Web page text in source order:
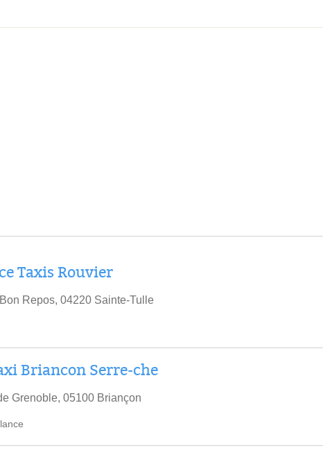
Taxis Rouvier
Repos, 04220 Sainte-Tulle
Briancon Serre-che
Grenoble, 05100 Briançon